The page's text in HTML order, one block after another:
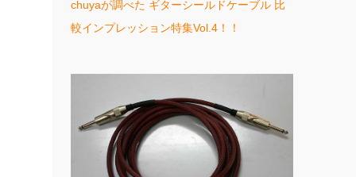
chuyaが調べた ギターシールドケーブル 比
較インプレッション特集Vol.4！！